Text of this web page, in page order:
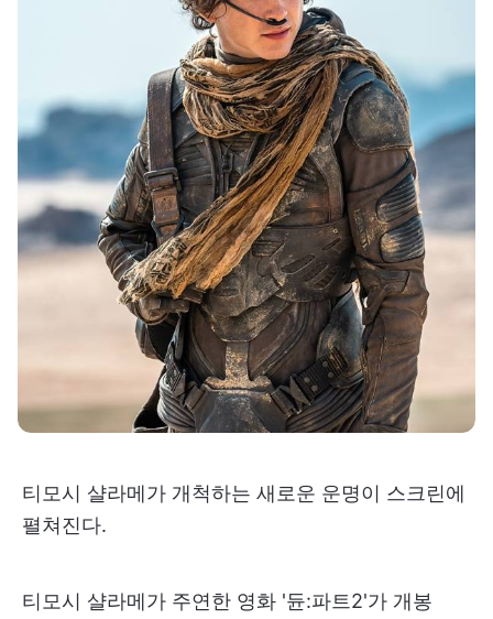
티모시 샬라메가 개척하는 새로운 운명이 스크린에
펼쳐진다.
티모시 샬라메가 주연한 영화 '듄:파트2'가 개봉